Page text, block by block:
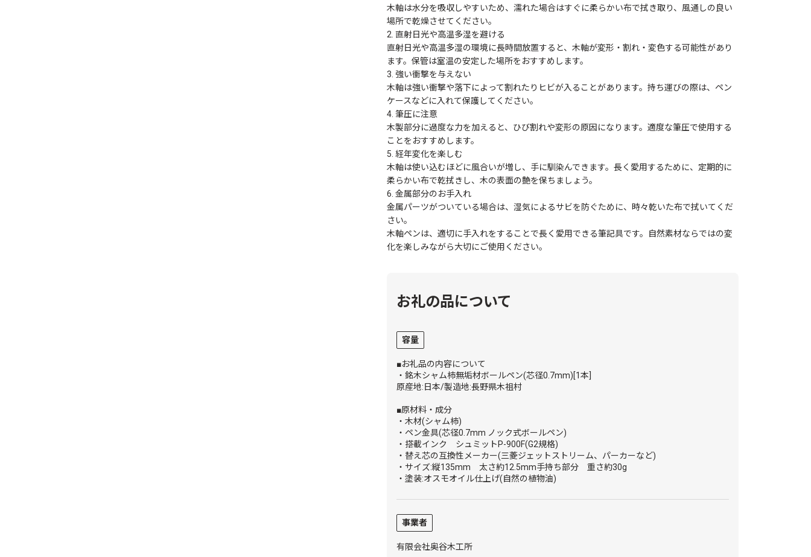
木軸は水分を吸収しやすいため、濡れた場合はすぐに柔らかい布で拭き取り、風通しの良い
場所で乾燥させてください。
2. 直射日光や高温多湿を避ける
直射日光や高温多湿の環境に長時間放置すると、木軸が変形・割れ・変色する可能性があり
ます。保管は室温の安定した場所をおすすめします。
3. 強い衝撃を与えない
木軸は強い衝撃や落下によって割れたりヒビが入ることがあります。持ち運びの際は、ペン
ケースなどに入れて保護してください。
4. 筆圧に注意
木製部分に過度な力を加えると、ひび割れや変形の原因になります。適度な筆圧で使用する
ことをおすすめします。
5. 経年変化を楽しむ
木軸は使い込むほどに風合いが増し、手に馴染んできます。長く愛用するために、定期的に
柔らかい布で乾拭きし、木の表面の艶を保ちましょう。
6. 金属部分のお手入れ
金属パーツがついている場合は、湿気によるサビを防ぐために、時々乾いた布で拭いてくだ
さい。
木軸ペンは、適切に手入れをすることで長く愛用できる筆記具です。自然素材ならではの変
化を楽しみながら大切にご使用ください。
お礼の品について
容量
■お礼品の内容について
・銘木シャム柿無垢材ボールペン(芯径0.7mm)[1本]
原産地:日本/製造地:長野県木祖村
■原材料・成分
・木材(シャム柿)
・ペン金具(芯径0.7mm ノック式ボールペン)
・搭載インク シュミットP-900F(G2規格)
・替え芯の互換性メーカー(三菱ジェットストリーム、パーカーなど)
・サイズ:縦135mm 太さ約12.5mm手持ち部分 重さ約30g
・塗装:オスモオイル仕上げ(自然の植物油)
事業者
有限会社奥谷木工所